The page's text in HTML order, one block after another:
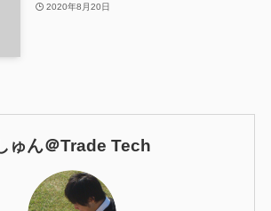
2020年8月20日
ゅん＠Trade Tech